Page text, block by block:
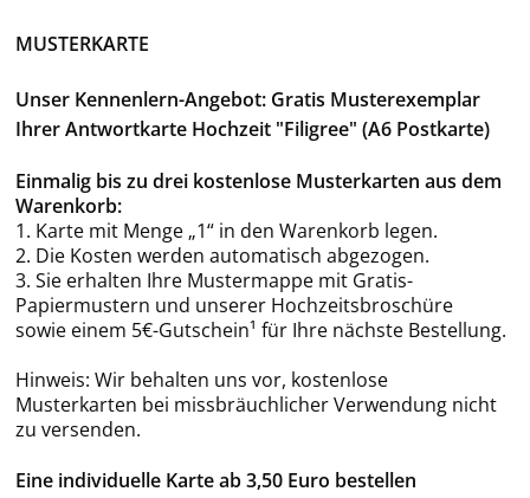
MUSTERKARTE
Unser Kennenlern-Angebot: Gratis Musterexemplar
Ihrer Antwortkarte Hochzeit "Filigree" (A6 Postkarte)
Einmalig bis zu drei kostenlose Musterkarten aus dem
Warenkorb:
1. Karte mit Menge „1“ in den Warenkorb legen.
2. Die Kosten werden automatisch abgezogen.
3. Sie erhalten Ihre Mustermappe mit Gratis-
Papiermustern und unserer Hochzeitsbroschüre
sowie einem 5€-Gutschein¹ für Ihre nächste Bestellung.
Hinweis: Wir behalten uns vor, kostenlose
Musterkarten bei missbräuchlicher Verwendung nicht
zu versenden.
Eine individuelle Karte ab 3,50 Euro bestellen